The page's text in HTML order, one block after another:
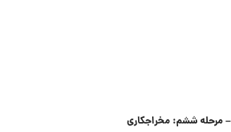
– مرحله ششم: مخراجکاری